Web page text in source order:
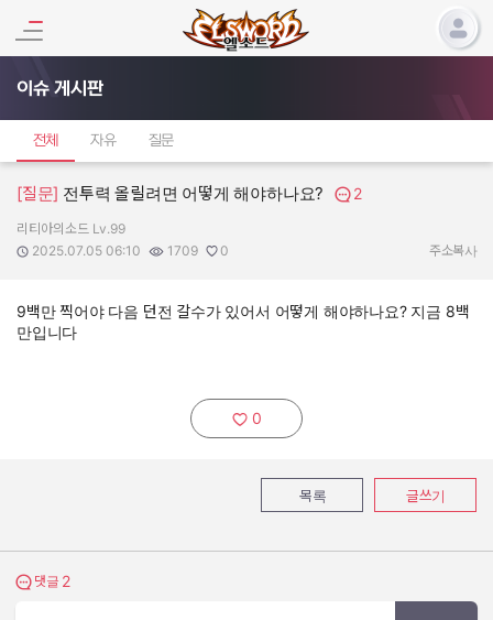
이슈 게시판
전체 자유 질문
[질문] 전투력 올릴려면 어떻게 해야하나요? 2
작성자:
리티아의소드 Lv.99
작성일:
2025.07.05 06:10
조회수:
1709
추천수:
0 주소복사
9백만 찍어야 다음 던전 갈수가 있어서 어떻게 해야하나요? 지금 8백
만입니다
추천하기:
0
목록 글쓰기
댓글 보기
댓글 2